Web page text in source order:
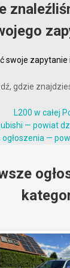
swoje zapytanie
gdzie
L200 w całej
— powiat
ogłoszenia —